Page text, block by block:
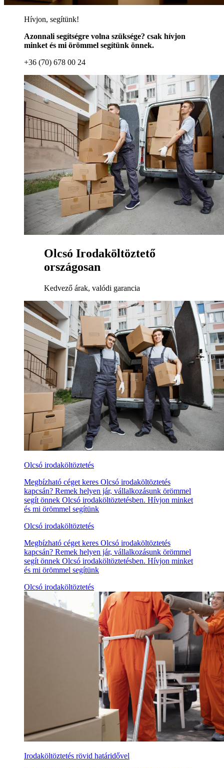
Hívjon, segítünk!
Azonnali segítségre volna szüksége? csak hívjon
minket és mi örömmel segítünk önnek.
+36 (70) 678 00 24
Olcsó Irodaköltöztető
országosan
Kedvező árak, valódi garancia
Olcsó irodaköltöztetés
Megbízható céget keres Olcsó irodaköltöztetés
kapcsán? Remek helyen jár, vállalkozásunk örömmel
segít önnek Olcsó irodaköltöztetésben. Hívjon minket
és mi örömmel segítünk
Olcsó irodaköltöztetés
Megbízható céget keres Olcsó irodaköltöztetés
kapcsán? Remek helyen jár, vállalkozásunk örömmel
segít önnek Olcsó irodaköltöztetésben. Hívjon minket
és mi örömmel segítünk
Olcsó irodaköltöztetés
Irodaköltöztetés rövid határidővel